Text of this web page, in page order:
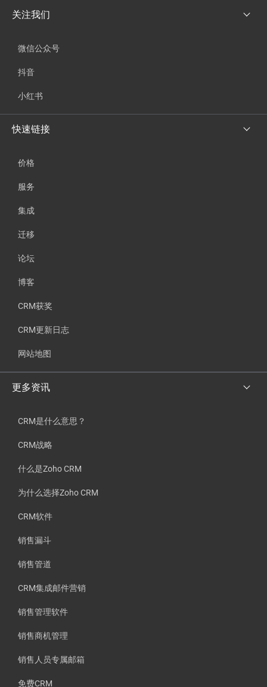
关注我们
微信公众号
抖音
小红书
快速链接
价格
服务
集成
迁移
论坛
博客
CRM获奖
CRM更新日志
网站地图
更多资讯
CRM是什么意思？
CRM战略
什么是Zoho CRM
为什么选择Zoho CRM
CRM软件
销售漏斗
销售管道
CRM集成邮件营销
销售管理软件
销售商机管理
销售人员专属邮箱
免费CRM